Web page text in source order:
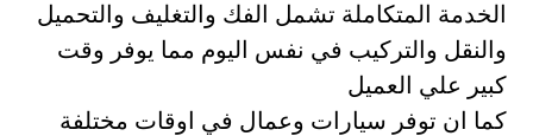
الخدمة المتكاملة تشمل الفك والتغليف والتحميل
والنقل والتركيب في نفس اليوم مما يوفر وقت
كبير علي العميل
كما ان توفر سيارات وعمال في اوقات مختلفة